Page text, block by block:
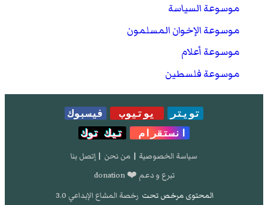
موسوعة السياسة
موسوعة الإخوان المسلمون
موسوعة أعلام
موسوعة فلسطين
تويتر يوتيوب
فيسبوك
انستقرام
تيك توك
سياسة الخصوصية | من نحن | إتصل بنا
تبرع و دعم ❤️ donation
المحتوى مرخص تحت رخصة المشاع الإبداعي 3.0